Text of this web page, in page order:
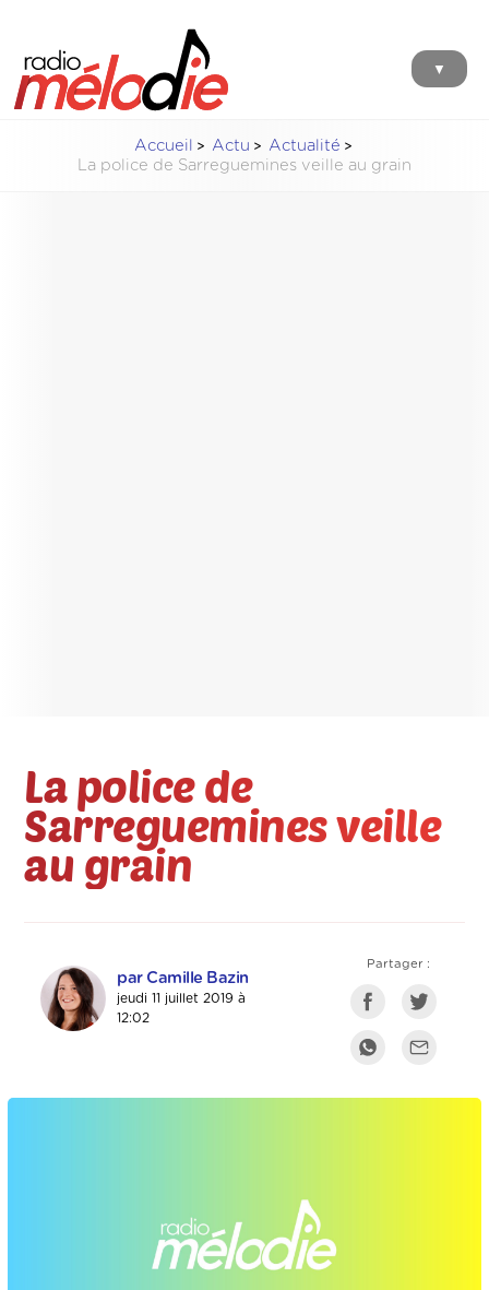
▼
Accueil Actu
Actualité
La police de Sarreguemines veille au grain
La police de
Sarreguemines veille
au grain
par Camille Bazin
jeudi 11 juillet 2019 à
12:02
Partager :